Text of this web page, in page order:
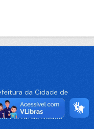
da Cidade de
Portal de Dados